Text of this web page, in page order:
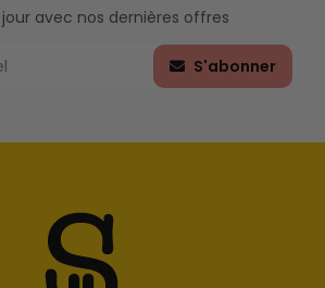
jour avec nos dernières offres
S'abonner